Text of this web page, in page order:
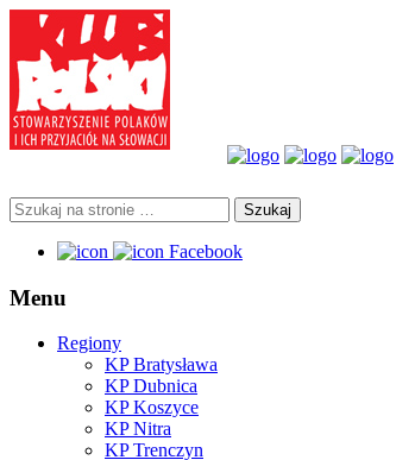
Facebook
Menu
Regiony
KP Bratysława
KP Dubnica
KP Koszyce
KP Nitra
KP Trenczyn